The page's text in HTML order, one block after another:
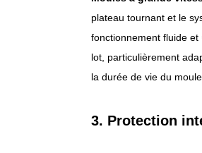
plateau tournant et le
fonctionnement fluide
lot, particulièrement
la durée de vie du
3. Protection